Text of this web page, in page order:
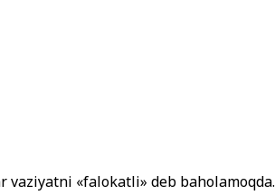
«falokatli» deb baholamoqda.